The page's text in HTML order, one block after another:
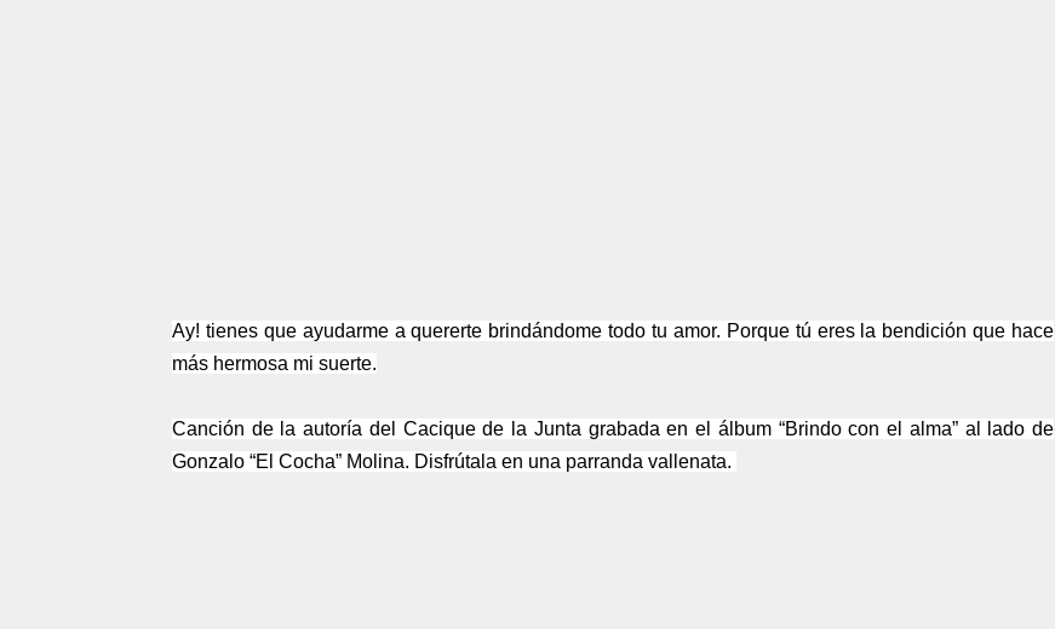
Ay! tienes que ayudarme a quererte brindándome todo tu amor. Porque tú eres la bendición que hace
más hermosa mi suerte.
Canción de la autoría del Cacique de la Junta grabada en el álbum “Brindo con el alma” al lado de
Gonzalo “El Cocha” Molina. Disfrútala en una parranda vallenata.